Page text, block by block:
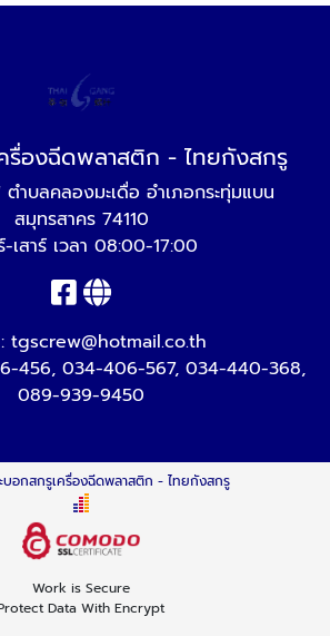
รื่องฉีดพลาสติก - ไทยกังสกรู
ำบลคลองมะเดื่อ อำเภอกระทุ่มแบน
สมุทรสาคร 74110
เสาร์ เวลา 08:00-17:00
tgscrew@hotmail.co.th
456, 034-406-567, 034-440-368,
089-939-9450
บอกสกรูเครื่องฉีดพลาสติก - ไทยกังสกรู
Work is Secure
Data With Encrypt